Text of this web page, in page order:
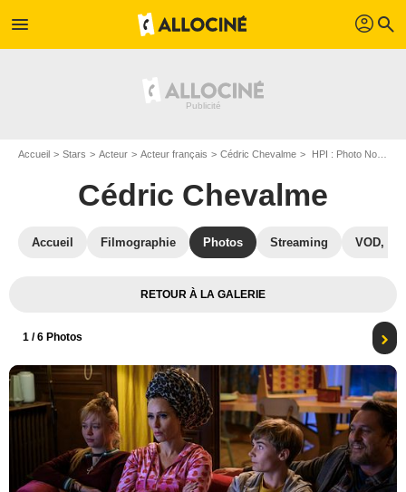
menu profil search
Accueil Stars Acteur Acteur français Cédric Chevalme HPI : Photo Noé Vandevoorde, Audrey Fleurot, Cédric Chevalme, Cypriane Gardin
Cédric Chevalme
Accueil Filmographie Photos Streaming VOD,
RETOUR À LA GALERIE
1 / 6 Photos